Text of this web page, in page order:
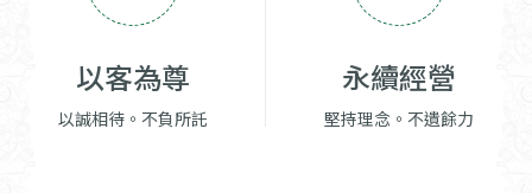
以客為尊
以誠相待。不負所託
永續經營
堅持理念。不遺餘力